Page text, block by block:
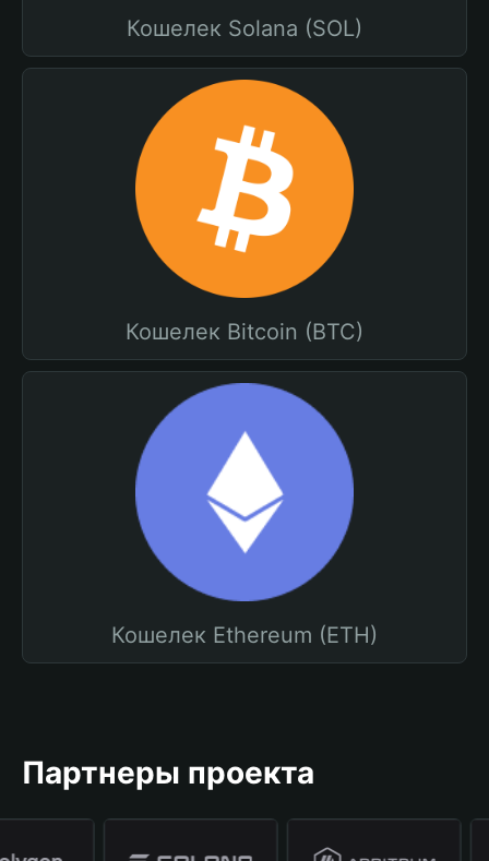
Кошелек Solana (SOL)
Кошелек Bitcoin (BTC)
Кошелек Ethereum (ETH)
Партнеры проекта